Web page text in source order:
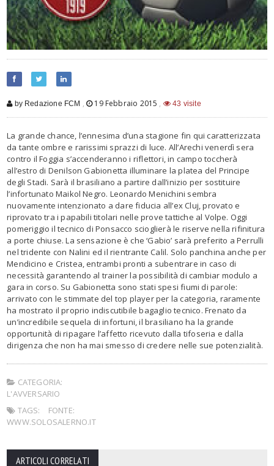
by Redazione FCM , 19 Febbraio 2015 , 43 visite
La grande chance, l’ennesima d’una stagione fin qui caratterizzata
da tante ombre e rarissimi sprazzi di luce. All’Arechi venerdì sera
contro il Foggia s’accenderanno i riflettori, in campo toccherà
all’estro di Denilson Gabionetta illuminare la platea del Principe
degli Stadi. Sarà il brasiliano a partire dall’inizio per sostituire
l’infortunato Maikol Negro. Leonardo Menichini sembra
nuovamente intenzionato a dare fiducia all’ex Cluj, provato e
riprovato tra i papabili titolari nelle prove tattiche al Volpe. Oggi
pomeriggio il tecnico di Ponsacco scioglierà le riserve nella rifinitura
a porte chiuse. La sensazione è che ‘Gabio’ sarà preferito a Perrulli
nel tridente con Nalini ed il rientrante Calil. Solo panchina anche per
Mendicino e Cristea, entrambi pronti a subentrare in caso di
necessità garantendo al trainer la possibilità di cambiar modulo a
gara in corso. Su Gabionetta sono stati spesi fiumi di parole:
arrivato con le stimmate del top player per la categoria, raramente
ha mostrato il proprio indiscutibile bagaglio tecnico. Frenato da
un’incredibile sequela di infortuni, il brasiliano ha la grande
opportunità di ripagare l’affetto ricevuto dalla tifoseria e dalla
dirigenza che non ha mai smesso di credere nelle sue potenzialità.
CATEGORIA:
L'AVVERSARIO
TAGS:
FONTE:
WWW.SOLOSALERNO.IT
ARTICOLI CORRELATI